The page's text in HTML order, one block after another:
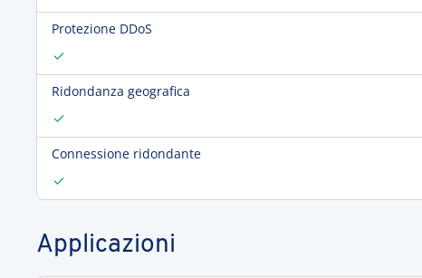
Protezione DDoS
Ridondanza geografica
Connessione ridondante
Applicazioni